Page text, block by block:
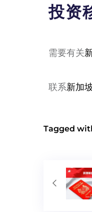
投资
需要有关
联系新加
Tagged